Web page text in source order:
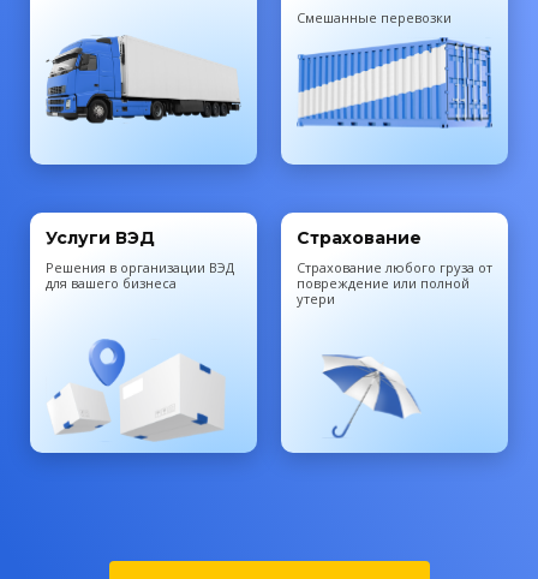
Смешанные перевозки
Услуги ВЭД
Решения в организации ВЭД
для вашего бизнеса
Страхование
Cтрахование любого груза от
повреждение или полной
утери